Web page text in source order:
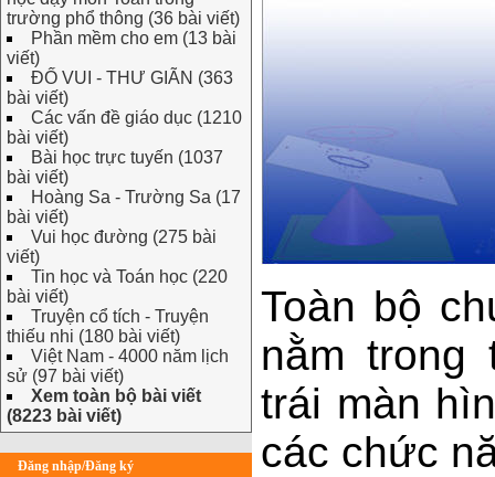
trường phổ thông (36 bài viết)
Phần mềm cho em (13 bài
viết)
ĐỐ VUI - THƯ GIÃN (363
bài viết)
Các vấn đề giáo dục (1210
bài viết)
Bài học trực tuyến (1037
bài viết)
Hoàng Sa - Trường Sa (17
bài viết)
Vui học đường (275 bài
viết)
Tin học và Toán học (220
bài viết)
Truyện cổ tích - Truyện
thiếu nhi (180 bài viết)
Việt Nam - 4000 năm lịch
sử (97 bài viết)
Xem toàn bộ bài viết
(8223 bài viết)
Đăng nhập/Đăng ký
Toàn bộ
nằm trong
trái màn
các chức